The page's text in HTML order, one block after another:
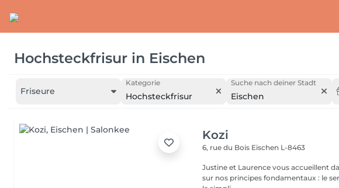
Hochsteckfrisur in Eischen
Friseure
Kategorie
Hochsteckfrisur
Suche nach deiner Stadt
Eischen
Kozi
6, rue du Bois Eischen L-8463
Justine et Laurence vous accueillent
sur nos principes fondamentaux : le